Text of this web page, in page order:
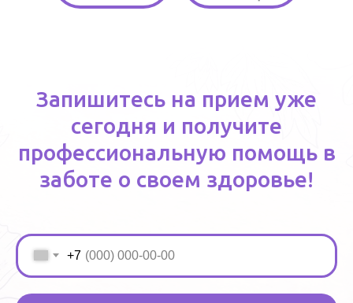
Запишитесь на прием уже
сегодня и получите
профессиональную помощь в
заботе о своем здоровье!
+7